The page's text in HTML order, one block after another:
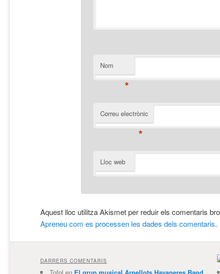
Nom
*
Correu electrònic
*
Lloc web
Aquest lloc utilitza Akismet per reduir els comentaris
Apreneu com es processen les dades dels comentaris.
DARRERS COMENTARIS
Tofol en El grup musical Arpellots Havaneres Band